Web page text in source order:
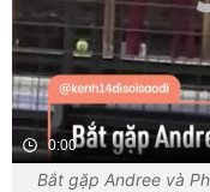
0:00
Bắt gặp Andree và